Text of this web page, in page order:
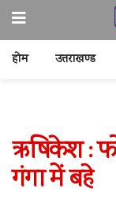
होम उत्तराखण्ड
ऋषिकेश :
गंगा में बहे